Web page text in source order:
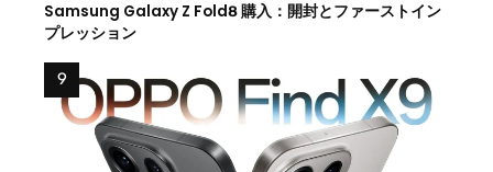
Samsung Galaxy Z Fold8 購入：開封とファーストイン
プレッション